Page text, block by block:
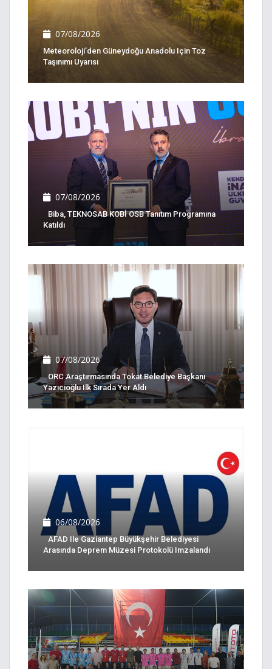
07/08/2026
Meteoroloji’den Güneydoğu Anadolu Için Toz
Taşınımı Uyarısı
07/08/2026
Biba, TEKNOSAB KOBİ OSB Tanıtım Programına
Katıldı
07/08/2026
ORC Araştırmasında Tokat Belediye Başkanı
Yazıcıoğlu Ilk Sırada Yer Aldı
06/08/2026
AFAD Ile Gaziantep Büyükşehir Belediyesi
Arasında Deprem Müzesi Protokolü Imzalandı